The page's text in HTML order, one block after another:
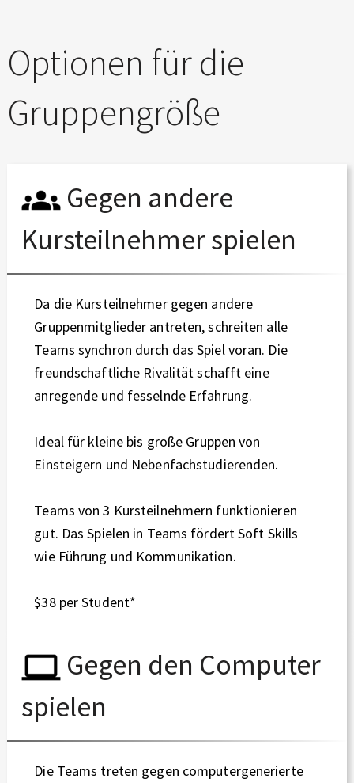
Optionen für die
Gruppengröße
Gegen andere
Kursteilnehmer spielen
Da die Kursteilnehmer gegen andere
Gruppenmitglieder antreten, schreiten alle
Teams synchron durch das Spiel voran. Die
freundschaftliche Rivalität schafft eine
anregende und fesselnde Erfahrung.
Ideal für kleine bis große Gruppen von
Einsteigern und Nebenfachstudierenden.
Teams von 3 Kursteilnehmern funktionieren
gut. Das Spielen in Teams fördert Soft Skills
wie Führung und Kommunikation.
$38 per Student*
Gegen den Computer
spielen
Die Teams treten gegen computergenerierte